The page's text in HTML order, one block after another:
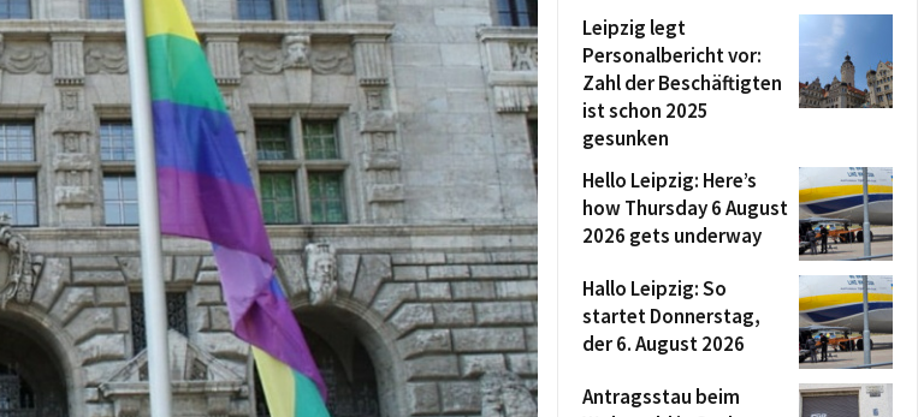
Leipzig legt
Personalbericht vor:
Zahl der Beschäftigten
ist schon 2025
gesunken
Hello Leipzig: Here’s
how Thursday 6 August
2026 gets underway
Hallo Leipzig: So
startet Donnerstag,
der 6. August 2026
Antragsstau beim